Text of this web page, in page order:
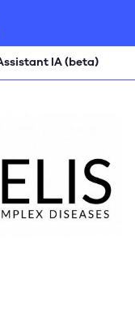
IA (beta)